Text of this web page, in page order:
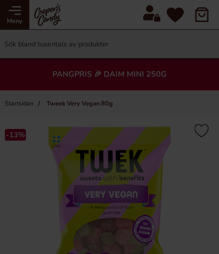
Meny
PANGPRIS 🎉 DAIM MINI 250G
Startsidan Tweek Very Vegan 80g
-13%